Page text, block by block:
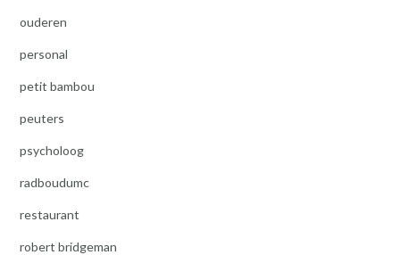
ouderen
personal
petit bambou
peuters
psycholoog
radboudumc
restaurant
robert bridgeman